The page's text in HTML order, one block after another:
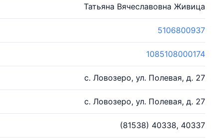
Татьяна Вячеславовна Живица
5106800937
1085108000174
с. Ловозеро, ул. Полевая, д. 27
с. Ловозеро, ул. Полевая, д. 27
(81538) 40338, 40337